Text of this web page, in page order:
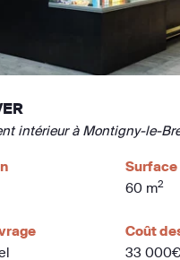
intérieur à Montigny-le-
Surface
60 m2
Coût
33 000€